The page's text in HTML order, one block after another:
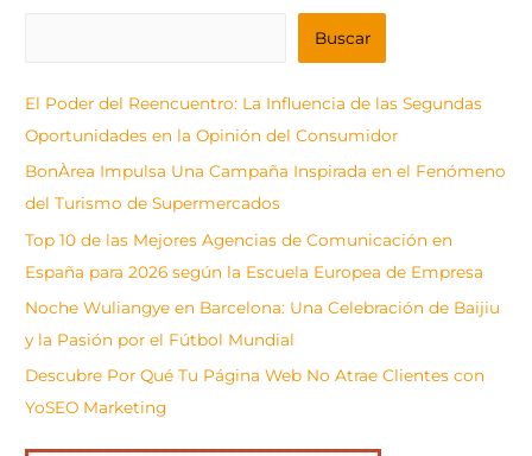
Buscar
El Poder del Reencuentro: La Influencia de las Segundas
Oportunidades en la Opinión del Consumidor
BonÀrea Impulsa Una Campaña Inspirada en el Fenómeno
del Turismo de Supermercados
Top 10 de las Mejores Agencias de Comunicación en
España para 2026 según la Escuela Europea de Empresa
Noche Wuliangye en Barcelona: Una Celebración de Baijiu
y la Pasión por el Fútbol Mundial
Descubre Por Qué Tu Página Web No Atrae Clientes con
YoSEO Marketing